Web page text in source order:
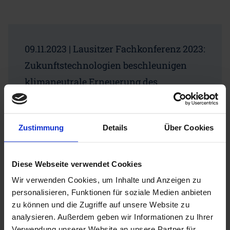
Zustimmung Details Über Cookies
Diese Webseite verwendet Cookies
Wir verwenden Cookies, um Inhalte und Anzeigen zu
personalisieren, Funktionen für soziale Medien anbieten
zu können und die Zugriffe auf unsere Website zu
analysieren. Außerdem geben wir Informationen zu Ihrer
09.11.2023 | Lausitzer Fachkonferenz 2023:
Zukunftstechnologien beschleunigen
klimaneutrale Erneuerung des
Industriesektors
18.10.2023 | CDI Studie: Fachkräftebedarf
für die Dekarbonisierung der Industrie
Zur Pressemitteilung